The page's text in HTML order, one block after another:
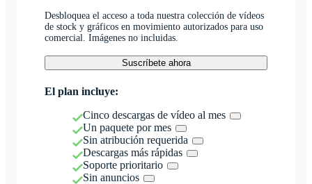
Desbloquea el acceso a toda nuestra colección de vídeos
de stock y gráficos en movimiento autorizados para uso
comercial. Imágenes no incluidas.
Suscríbete ahora
El plan incluye:
Cinco descargas de vídeo al mes
Un paquete por mes
Sin atribución requerida
Descargas más rápidas
Soporte prioritario
Sin anuncios